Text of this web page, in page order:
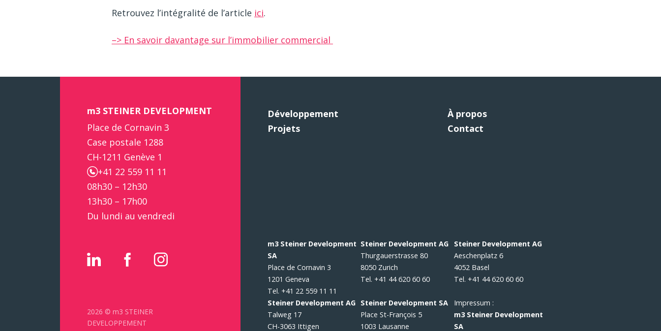
Retrouvez l’intégralité de l’article ici.
–> En savoir davantage sur l’immobilier commercial
m3 STEINER DEVELOPMENT
Place de Cornavin 3
Case postale 1288
CH-1211 Genève 1
+41 22 559 11 11
08h30 – 12h30
13h30 – 17h00
Du lundi au vendredi
2026 © m3 STEINER
DEVELOPPEMENT
Développement
Projets
À propos
Contact
m3 Steiner Development
SA
Place de Cornavin 3
1201 Geneva
Tel. +41 22 559 11 11
Steiner Development AG
Thurgauerstrasse 80
8050 Zurich
Tel. +41 44 620 60 60
Steiner Development AG
Aeschenplatz 6
4052 Basel
Tel. +41 44 620 60 60
Steiner Development AG
Talweg 17
CH-3063 Ittigen
Steiner Development SA
Place St-François 5
1003 Lausanne
Impressum :
m3 Steiner Development
SA